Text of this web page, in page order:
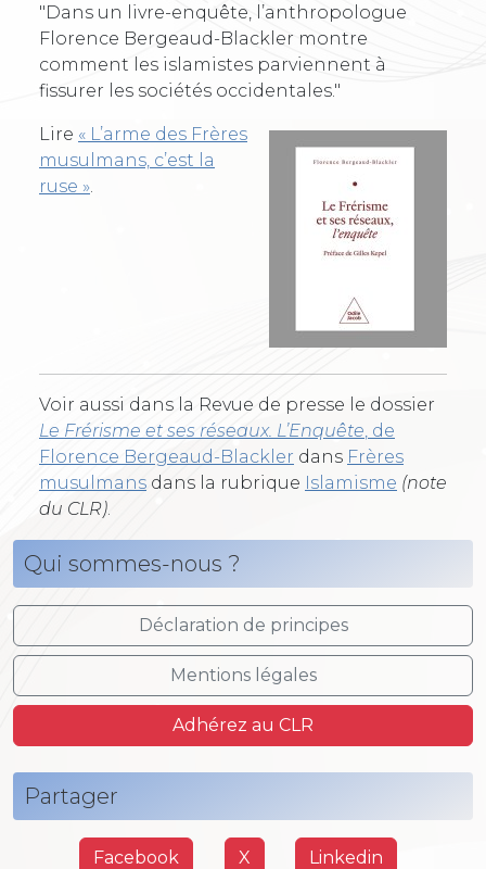
"Dans un livre-enquête, l’anthropologue
Florence Bergeaud-Blackler montre
comment les islamistes parviennent à
fissurer les sociétés occidentales."
Lire « L’arme des Frères
musulmans, c’est la
ruse »
Voir aussi dans la Revue de presse le dossier
Le Frérisme et ses réseaux. L’Enquête , de
Florence Bergeaud-Blackler dans Frères
musulmans dans la rubrique Islamisme (note
du CLR)
Qui sommes-nous ?
Déclaration de principes
Mentions légales
Adhérez au CLR
Partager
Facebook X Linkedin